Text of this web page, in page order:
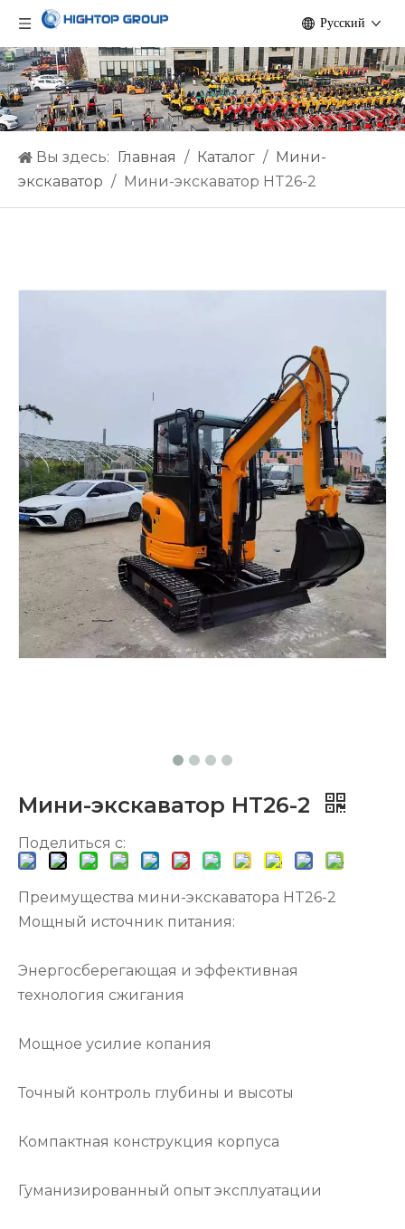
Pусский
Вы здесь: Главная / Каталог /
Мини-
экскаватор / Мини-экскаватор HT26-2
Мини-экскаватор HT26-2
Поделиться с:
Преимущества мини-экскаватора HT26-2
Мощный источник питания:
Энергосберегающая и эффективная
технология сжигания
Мощное усилие копания
Точный контроль глубины и высоты
Компактная конструкция корпуса
Гуманизированный опыт эксплуатации